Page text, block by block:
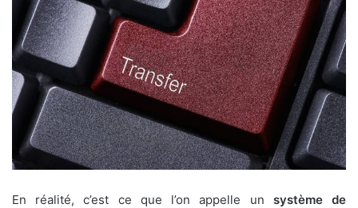
En réalité, c’est ce que l’on appelle un système de